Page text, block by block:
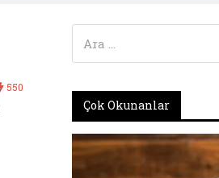
550
Çok Okunanlar